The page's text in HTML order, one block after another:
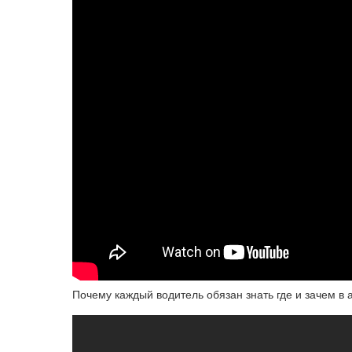
Почему каждый водитель обязан знать где и зачем в